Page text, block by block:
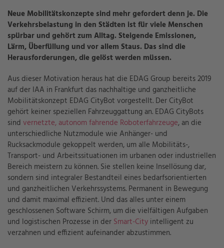
Neue Mobilitätskonzepte sind mehr gefordert denn je. Die
Verkehrsbelastung in den Städten ist für viele Menschen
spürbar und gehört zum Alltag. Steigende Emissionen,
Lärm, Überfüllung und vor allem Staus. Das sind die
Herausforderungen, die gelöst werden müssen.
Aus dieser Motivation heraus hat die EDAG Group bereits 2019
auf der IAA in Frankfurt das nachhaltige und ganzheitliche
Mobilitätskonzept EDAG CityBot vorgestellt. Der CityBot
gehört keiner speziellen Fahrzeuggattung an. EDAG CityBots
sind vernetzte, autonom fahrende Roboterfahrzeuge, an die
unterschiedliche Nutzmodule wie Anhänger- und
Rucksackmodule gekoppelt werden, um alle Mobilitäts-,
Transport- und Arbeitssituationen im urbanen oder industriellen
Bereich meistern zu können. Sie stellen keine Insellösung dar,
sondern sind integraler Bestandteil eines bedarfsorientierten
und ganzheitlichen Verkehrssystems. Permanent in Bewegung
und damit maximal effizient. Und das alles unter einem
geschlossenen Software Schirm, um die vielfältigen Aufgaben
und logistischen Prozesse in der Smart-City intelligent zu
verzahnen und effizient aufeinander abzustimmen.